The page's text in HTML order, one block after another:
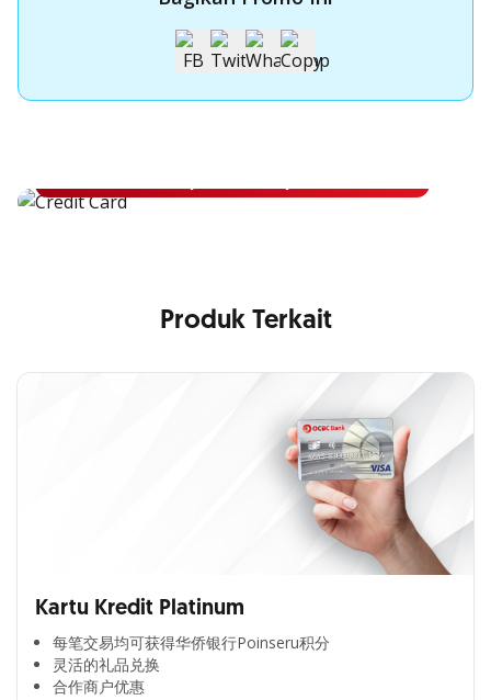
Apply Kartu Kredit OCBC NISP
Produk Terkait
Kartu Kredit Platinum
每笔交易均可获得华侨银行Poinseru积分​
灵活的礼品兑换​
合作商户优惠​